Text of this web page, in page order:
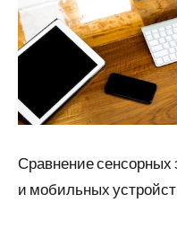
Сравнение сенсорных
и мобильных